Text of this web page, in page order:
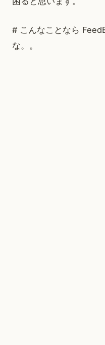
# こんなことなら
な。。